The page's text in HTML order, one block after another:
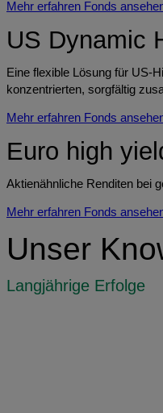
Mehr erfahren Fonds
US Dynamic
Eine flexible Lösung für US-
konzentrierten, sorgfältig
Mehr erfahren Fonds
Euro high
Aktienähnliche Renditen bei
Mehr erfahren Fonds
Unser
Langjährige Erfolge